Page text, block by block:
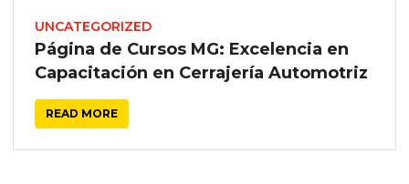
UNCATEGORIZED
Página de Cursos MG: Excelencia en
Capacitación en Cerrajería Automotriz
READ MORE